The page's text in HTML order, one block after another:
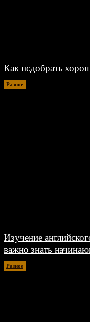
Как подобрать
Разное
Изучение
важно знать
Разное